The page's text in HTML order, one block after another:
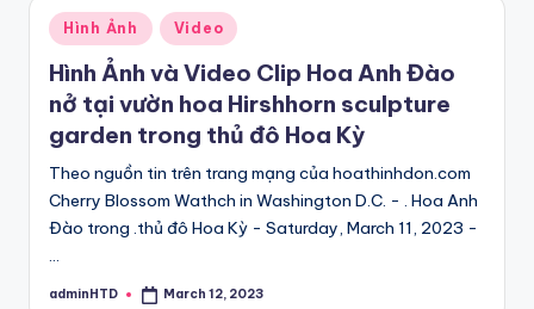
Posted
in
Hình Ảnh Video
Hình Ảnh và Video Clip Hoa Anh Đào
nở tại vườn hoa Hirshhorn sculpture
garden trong thủ đô Hoa Kỳ
Theo nguồn tin trên trang mạng của hoathinhdon.com
Cherry Blossom Wathch in Washington D.C. - . Hoa Anh
Đào trong .thủ đô Hoa Kỳ - Saturday, March 11, 2023 -
…
Posted
adminHTD March 12, 2023